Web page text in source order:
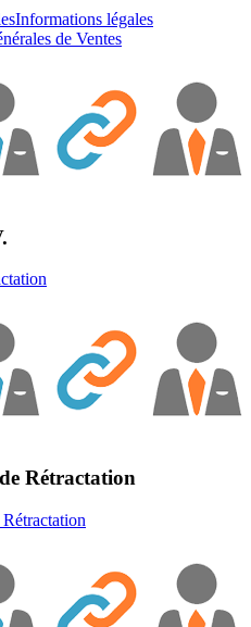
Informations légales
de Ventes
Rétractation